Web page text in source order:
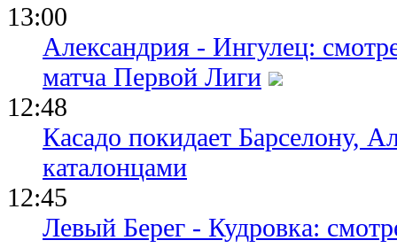
13:00
Александрия - Ингулец:
матча Первой Лиги
12:48
Касадо покидает Барселону,
каталонцами
12:45
Левый Берег - Кудровка: